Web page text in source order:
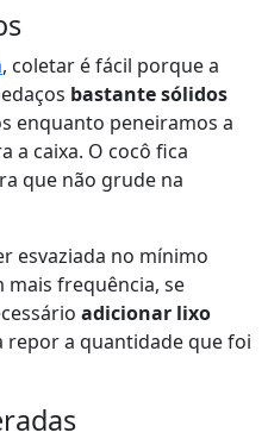
, coletar é fácil porque a
bastante sólidos
enquanto peneiramos a
a caixa. O cocô fica
que não grude na
esvaziada no mínimo
mais frequência, se
adicionar lixo
repor a quantidade que foi